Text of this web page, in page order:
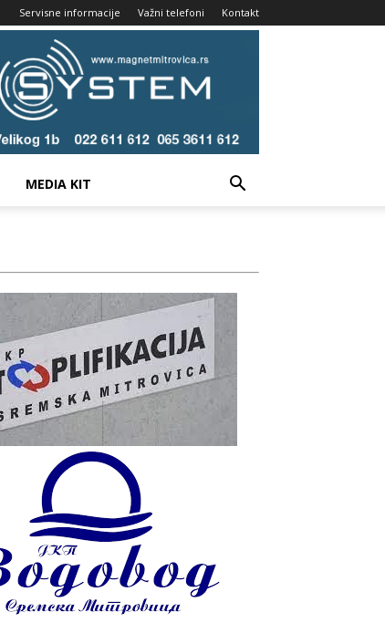
Servisne informacije Važni telefoni Kontakt
MEDIA KIT